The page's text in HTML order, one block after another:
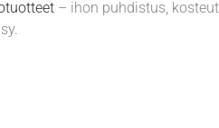
– ihon puhdistus,